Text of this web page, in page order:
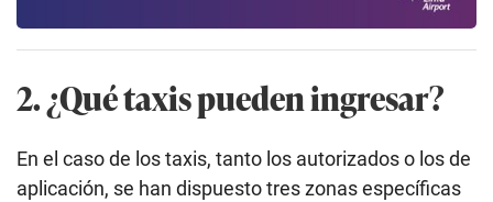
2. ¿Qué taxis pueden ingresar?
En el caso de los taxis, tanto los autorizados o los de
aplicación, se han dispuesto tres zonas específicas